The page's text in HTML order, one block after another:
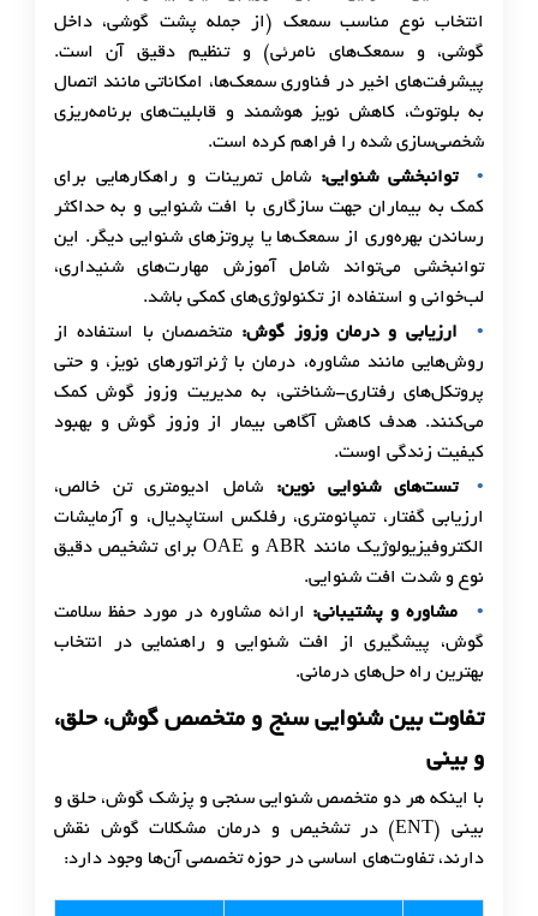
انتخاب نوع مناسب سمعک (از جمله پشت گوشی، داخل
گوشی، و سمعک‌های نامرئی) و تنظیم دقیق آن است.
پیشرفت‌های اخیر در فناوری سمعک‌ها، امکاناتی مانند اتصال
به بلوتوث، کاهش نویز هوشمند و قابلیت‌های برنامه‌ریزی
شخصی‌سازی شده را فراهم کرده است.
توانبخشی شنوایی: شامل تمرینات و راهکارهایی برای
کمک به بیماران جهت سازگاری با افت شنوایی و به حداکثر
رساندن بهره‌وری از سمعک‌ها یا پروتزهای شنوایی دیگر. این
توانبخشی می‌تواند شامل آموزش مهارت‌های شنیداری،
لب‌خوانی و استفاده از تکنولوژی‌های کمکی باشد.
ارزیابی و درمان وزوز گوش: متخصصان با استفاده از
روش‌هایی مانند مشاوره، درمان با ژنراتورهای نویز، و حتی
پروتکل‌های رفتاری-شناختی، به مدیریت وزوز گوش کمک
می‌کنند. هدف کاهش آگاهی بیمار از وزوز گوش و بهبود
کیفیت زندگی اوست.
تست‌های شنوایی نوین: شامل ادیومتری تن خالص،
ارزیابی گفتار، تمپانومتری، رفلکس استاپدیال، و آزمایشات
الکتروفیزیولوژیک مانند ABR و OAE برای تشخیص دقیق
نوع و شدت افت شنوایی.
مشاوره و پشتیبانی: ارائه مشاوره در مورد حفظ سلامت
گوش، پیشگیری از افت شنوایی و راهنمایی در انتخاب
بهترین راه حل‌های درمانی.
تفاوت بین شنوایی سنج و متخصص گوش، حلق،
و بینی
با اینکه هر دو متخصص شنوایی سنجی و پزشک گوش، حلق و
بینی (ENT) در تشخیص و درمان مشکلات گوش نقش
دارند، تفاوت‌های اساسی در حوزه تخصصی آن‌ها وجود دارد: